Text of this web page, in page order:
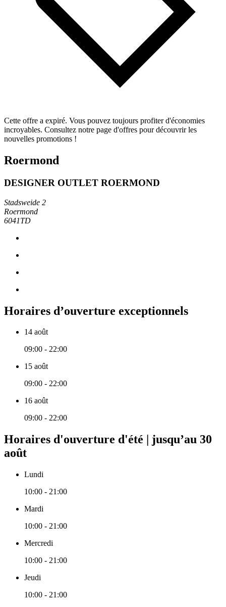
Cette offre a expiré. Vous pouvez toujours profiter d'économies
incroyables. Consultez notre page d'offres pour découvrir les
nouvelles promotions !
Roermond
DESIGNER OUTLET ROERMOND
Stadsweide 2
Roermond
6041TD
Horaires d’ouverture exceptionnels
14 août
09:00 - 22:00
15 août
09:00 - 22:00
16 août
09:00 - 22:00
Horaires d'ouverture d'été | jusqu’au 30
août
Lundi
10:00 - 21:00
Mardi
10:00 - 21:00
Mercredi
10:00 - 21:00
Jeudi
10:00 - 21:00